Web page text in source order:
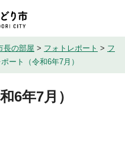
長の部屋 > フォトレポート > フ
ート（令和6年7月）
6年7月）